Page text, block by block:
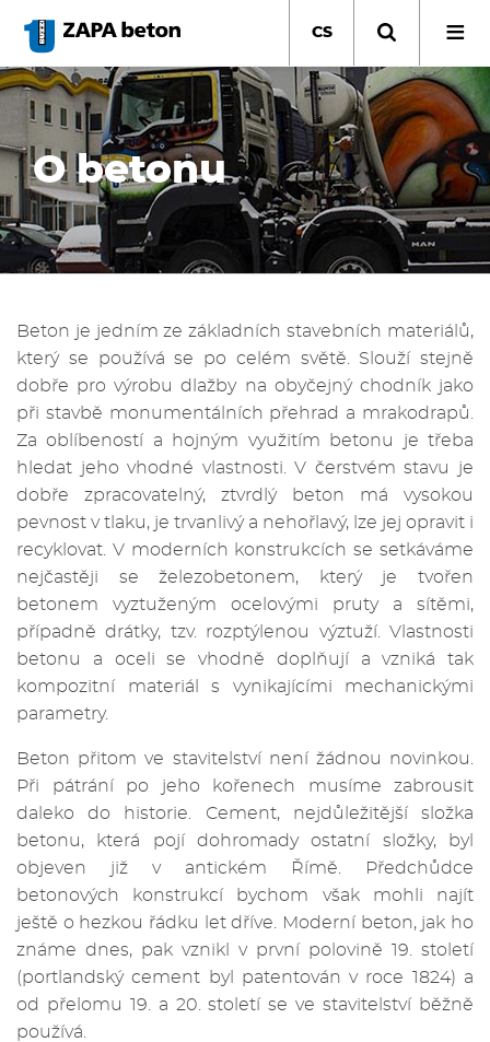
hlavnímu
obsahu
CS
O betonu
Beton je jedním ze základních stavebních materiálů,
který se používá se po celém světě. Slouží stejně
dobře pro výrobu dlažby na obyčejný chodník jako
při stavbě monumentálních přehrad a mrakodrapů.
Za oblíbeností a hojným využitím betonu je třeba
hledat jeho vhodné vlastnosti. V čerstvém stavu je
dobře zpracovatelný, ztvrdlý beton má vysokou
pevnost v tlaku, je trvanlivý a nehořlavý, lze jej opravit i
recyklovat. V moderních konstrukcích se setkáváme
nejčastěji se železobetonem, který je tvořen
betonem vyztuženým ocelovými pruty a sítěmi,
případně drátky, tzv. rozptýlenou výztuží. Vlastnosti
betonu a oceli se vhodně doplňují a vzniká tak
kompozitní materiál s vynikajícími mechanickými
parametry.
Beton přitom ve stavitelství není žádnou novinkou.
Při pátrání po jeho kořenech musíme zabrousit
daleko do historie. Cement, nejdůležitější složka
betonu, která pojí dohromady ostatní složky, byl
objeven již v antickém Římě. Předchůdce
betonových konstrukcí bychom však mohli najít
ještě o hezkou řádku let dříve. Moderní beton, jak ho
známe dnes, pak vznikl v první polovině 19. století
(portlandský cement byl patentován v roce 1824) a
od přelomu 19. a 20. století se ve stavitelství běžně
používá.